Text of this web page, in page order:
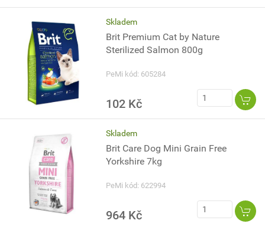
Skladem
Brit Premium Cat by Nature
Sterilized Salmon 800g
PeMi kód: 605284
102 Kč
Skladem
Brit Care Dog Mini Grain Free
Yorkshire 7kg
PeMi kód: 622994
964 Kč